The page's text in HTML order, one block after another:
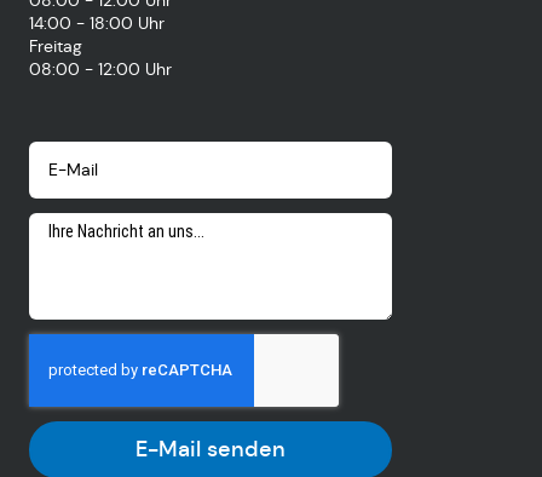
14:00 - 18:00 Uhr
Freitag
08:00 - 12:00 Uhr
E-Mail senden